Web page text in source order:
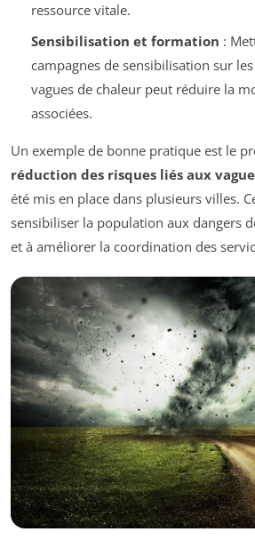
ressource vitale.
Sensibilisation et formation :
campagnes de sensibilisation sur
vagues de chaleur peut réduire la
associées.
Un exemple de bonne pratique est le
réduction des risques liés aux
été mis en place dans plusieurs villes.
sensibiliser la population aux dangers
et à améliorer la coordination des